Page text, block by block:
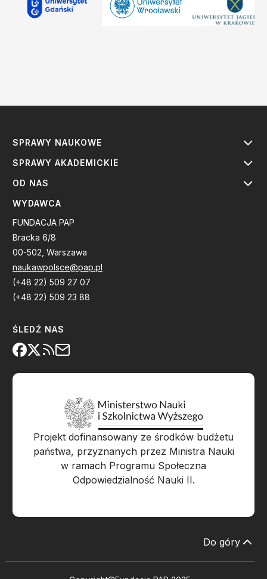
SPRAWY NAUKOWE
SPRAWY AKADEMICKIE
OD NAS
WYDAWCA
FUNDACJA PAP
Bracka 6/8
00-502, Warszawa
naukawpolsce@pap.pl
(+48 22) 509 27 07
(+48 22) 509 23 88
ŚLEDŹ NAS
Projekt dofinansowany ze środków budżetu
państwa, przyznanych przez Ministra Nauki
w ramach Programu Społeczna
Odpowiedzialność Nauki II.
Do góry